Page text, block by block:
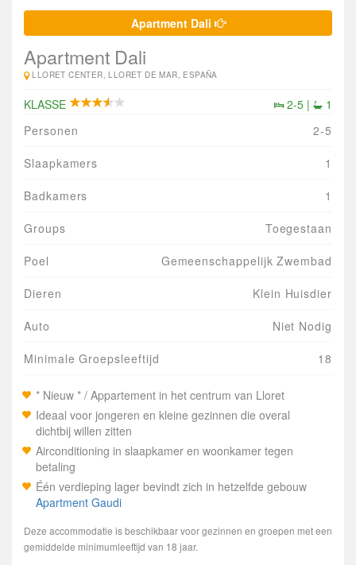
Apartment Dali
Apartment Dali
LLORET CENTER, LLORET DE MAR, ESPAÑA
KLASSE 2-5 |
1
Personen
2-5
Slaapkamers 1
Badkamers 1
Groups Toegestaan
Poel Gemeenschappelijk Zwembad
Dieren Klein Huisdier
Auto Niet Nodig
Minimale Groepsleeftijd 18
* Nieuw * / Appartement in het centrum van Lloret
Ideaal voor jongeren en kleine gezinnen die overal
dichtbij willen zitten
Airconditioning in slaapkamer en woonkamer tegen
betaling
Één verdieping lager bevindt zich in hetzelfde gebouw
Apartment Gaudi
Deze accommodatie is beschikbaar voor gezinnen en groepen met een
gemiddelde minimumleeftijd van 18 jaar.